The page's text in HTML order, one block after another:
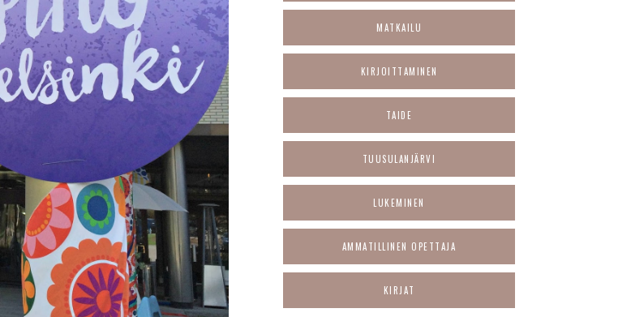
MATKAILU
KIRJOITTAMINEN
TAIDE
TUUSULANJÄRVI
LUKEMINEN
AMMATILLINEN OPETTAJA
KIRJAT